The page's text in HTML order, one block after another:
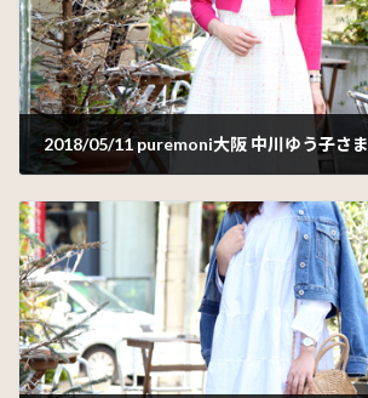
2018/05/11 puremoni大阪 中川ゆう子さま